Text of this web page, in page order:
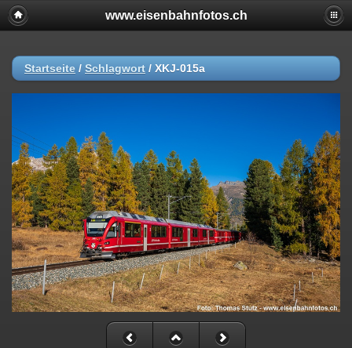
www.eisenbahnfotos.ch
Startseite / Schlagwort / XKJ-015a